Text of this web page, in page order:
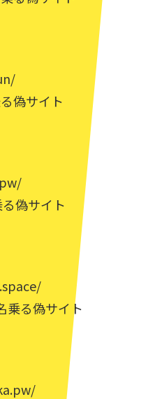
偽サイト
偽サイト
乗る偽サイト